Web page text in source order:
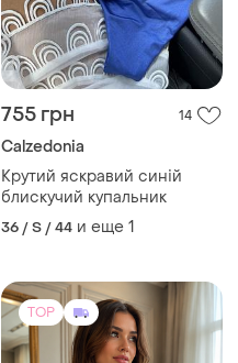
200 грн
PrettyLittleThing
ХS и еще 2